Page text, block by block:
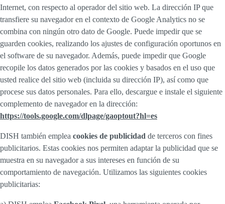
Internet, con respecto al operador del sitio web. La dirección IP que
transfiere su navegador en el contexto de Google Analytics no se
combina con ningún otro dato de Google. Puede impedir que se
guarden cookies, realizando los ajustes de configuración oportunos en
el software de su navegador. Además, puede impedir que Google
recopile los datos generados por las cookies y basados en el uso que
usted realice del sitio web (incluida su dirección IP), así como que
procese sus datos personales. Para ello, descargue e instale el siguiente
complemento de navegador en la dirección:
https://tools.google.com/dlpage/gaoptout?hl=es
DISH también emplea cookies de publicidad de terceros con fines
publicitarios. Estas cookies nos permiten adaptar la publicidad que se
muestra en su navegador a sus intereses en función de su
comportamiento de navegación. Utilizamos las siguientes cookies
publicitarias: